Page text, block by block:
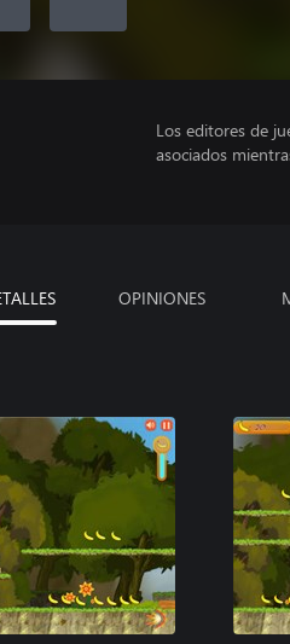
Los editores de
asociados
OPINIONES